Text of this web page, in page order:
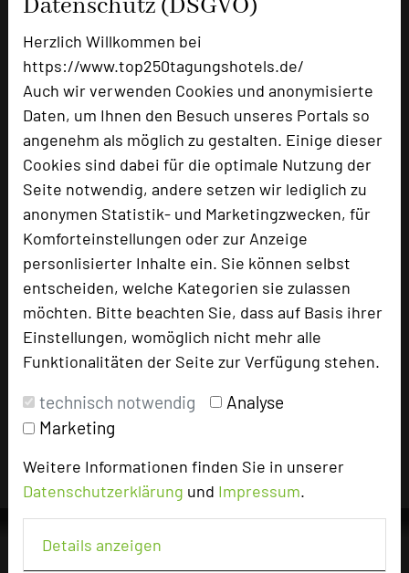
Datenschutz (DSGVO)
Herzlich Willkommen bei
https://www.top250tagungshotels.de/
Auch wir verwenden Cookies und anonymisierte
Daten, um Ihnen den Besuch unseres Portals so
angenehm als möglich zu gestalten. Einige dieser
Cookies sind dabei für die optimale Nutzung der
Seite notwendig, andere setzen wir lediglich zu
anonymen Statistik- und Marketingzwecken, für
Komforteinstellungen oder zur Anzeige
personlisierter Inhalte ein. Sie können selbst
entscheiden, welche Kategorien sie zulassen
möchten. Bitte beachten Sie, dass auf Basis ihrer
Einstellungen, womöglich nicht mehr alle
Funktionalitäten der Seite zur Verfügung stehen.
technisch notwendig
Analyse
Marketing
Weitere Informationen finden Sie in unserer
Datenschutzerklärung und Impressum.
Details anzeigen
Doppelzimmer
Besonders geeignet für
Seminar, Konferenz, Event
243 Seiten dieses Hotels wurden in den
vergangenen 30 Tagen auf diesem Portal
aufgerufen.
Impressum zum Hotel
Hotels die Nutzungsrechte für dieses Portal eingeräumt
und sind dafür verantwortlich.